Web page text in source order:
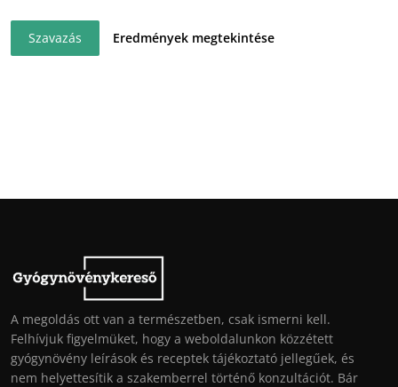
Szavazás Eredmények megtekintése
A megoldás ott van a természetben, csak ismerni kell.
Felhívjuk figyelmüket, hogy a weboldalunkon közzétett
gyógynövény leírások és receptek tájékoztató jellegűek, és
nem helyettesítik a szakemberrel történő konzultációt. Bár